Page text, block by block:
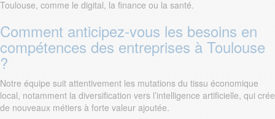
Toulouse, comme le digital, la finance ou la santé.
Comment anticipez-vous les besoins en
compétences des entreprises à Toulouse
?
Notre équipe suit attentivement les mutations du tissu économique
local, notamment la diversification vers l’intelligence artificielle, qui crée
de nouveaux métiers à forte valeur ajoutée.